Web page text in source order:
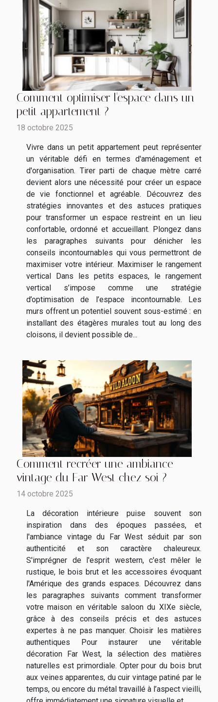
Comment optimiser l'espace dans un
petit appartement ?
18 octobre 2025
Vivre dans un petit appartement peut représenter
un véritable défi en termes d'aménagement et
d'organisation. Tirer parti de chaque mètre carré
devient alors une nécessité pour créer un espace
de vie fonctionnel et agréable. Découvrez des
stratégies innovantes et des astuces pratiques
pour transformer un espace restreint en un lieu
confortable, ordonné et accueillant. Plongez dans
les paragraphes suivants pour dénicher les
conseils incontournables qui vous permettront de
maximiser votre intérieur. Maximiser le rangement
vertical Dans les petits espaces, le rangement
vertical s’impose comme une stratégie
d’optimisation de l’espace incontournable. Les
murs offrent un potentiel souvent sous-estimé : en
installant des étagères murales tout au long des
cloisons, il devient possible de...
Comment recréer une ambiance
vintage du Far West chez soi ?
14 octobre 2025
La décoration intérieure puise souvent son
inspiration dans des époques passées, et
l'ambiance vintage du Far West séduit par son
authenticité et son caractère chaleureux.
S'imprégner de l'esprit western, c'est mêler le
rustique, le bois brut et les accessoires évoquant
l'Amérique des grands espaces. Découvrez dans
les paragraphes suivants comment transformer
votre maison en véritable saloon du XIXe siècle,
grâce à des conseils précis et des astuces
expertes à ne pas manquer. Choisir les matières
authentiques Pour instaurer une véritable
décoration Far West, la sélection des matières
naturelles est primordiale. Opter pour du bois brut
aux veines apparentes, du cuir vintage patiné par le
temps, ou encore du métal travaillé à l’aspect vieilli,